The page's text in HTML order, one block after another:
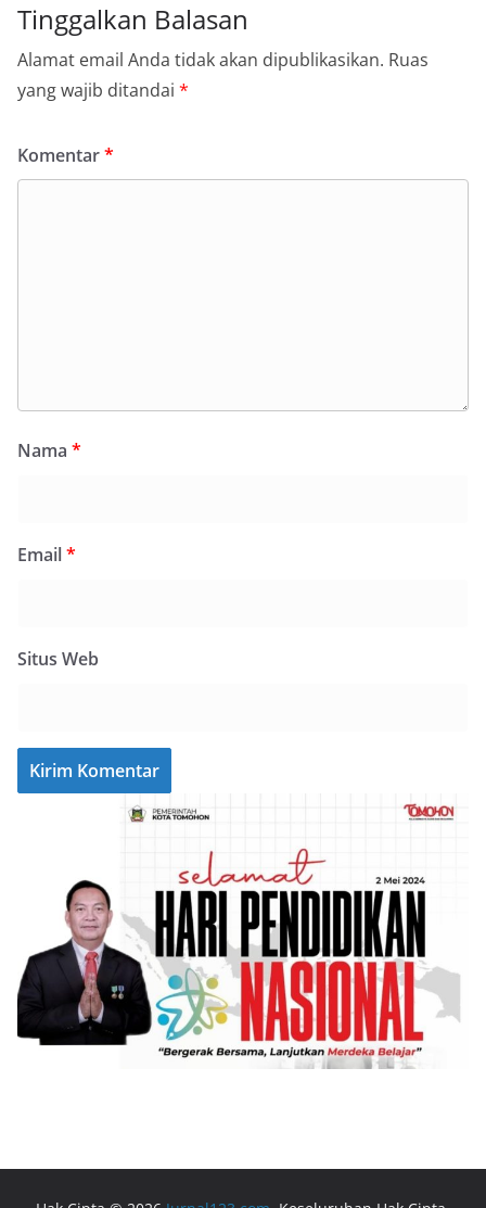
Tinggalkan Balasan
Alamat email Anda tidak akan dipublikasikan. Ruas
yang wajib ditandai *
Komentar*
Nama *
Email*
Situs Web